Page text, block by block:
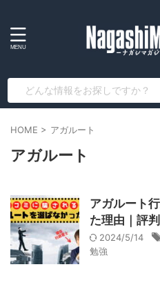
HOME > アガルート
アガルート
アガルート
た理由｜評
2024/5/14
勉強